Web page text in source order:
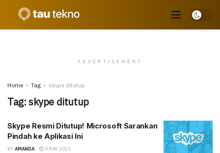
ADVERTISEMENT
Home Tag skype ditutup
Tag:skype ditutup
Skype Resmi Ditutup! Microsoft Sarankan
Pindah ke Aplikasi Ini
BY AMANDA 9 MAY 2025